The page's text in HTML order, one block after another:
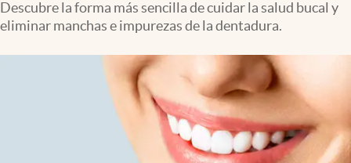
Descubre la forma más sencilla de cuidar la salud bucal y
eliminar manchas e impurezas de la dentadura.